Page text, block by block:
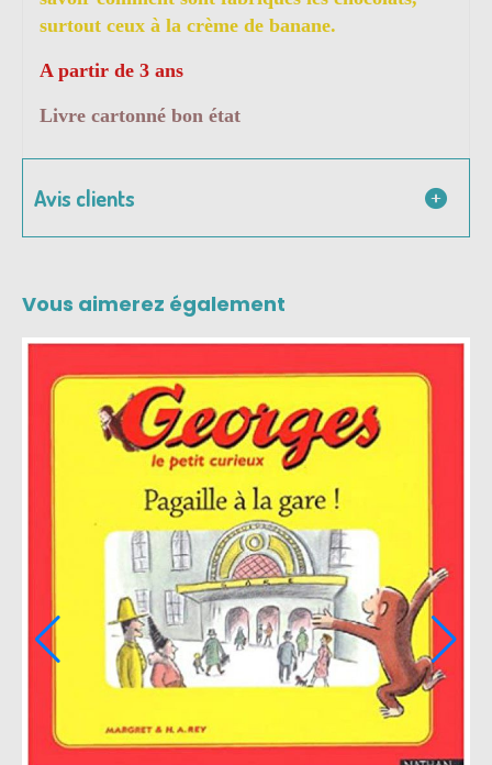
surtout ceux à la crème de banane.
A partir de 3 ans
Livre cartonné bon état
Avis clients
Vous aimerez également